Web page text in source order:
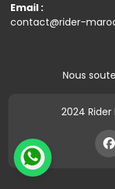
Email :
contact@rider-
Nous
2024